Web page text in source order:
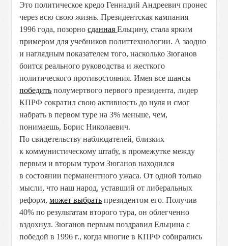
Это политическое кредо Геннадий Андреевич пронес
через всю свою жизнь. Президентская кампания
1996 года, позорносданнаяЕльцину, стала ярким
примером для учебников политтехнологии. А заодно
и наглядным показателем того, насколько Зюганов
боится реального руководства и жесткого
политического противостояния. Имея все шансы
победить полумертвого первого президента, лидер
КПРФ сократил свою активность до нуля и смог
набрать в первом туре на 3% меньше, чем,
понимаешь, Борис Николаевич.
По свидетельству наблюдателей, близких
к коммунистическому штабу, в промежутке между
первым и вторым туром Зюганов находился
в состоянии перманентного ужаса. От одной только
мысли, что наш народ, уставший от либеральных
реформ,может выбрать президентом его. Получив
40% по результатам второго тура, он облегченно
вздохнул. Зюганов первым поздравил Ельцина с
победой в 1996 г., когда многие в КПРФ собирались